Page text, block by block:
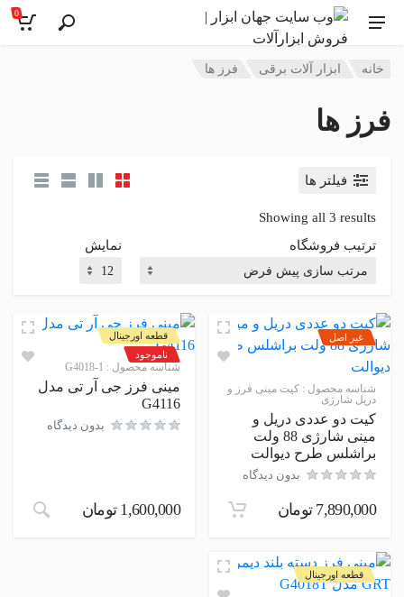
0
خانه ابزار آلات برقی فرز ها
فرز ها
فیلتر ها
Showing all 3 results
ترتیب فروشگاه
نمایش
شناسه محصول : کیت مینی فرز و
دریل شارژی
غیر اصل
کیت دو عددی دریل و
مینی شارژی 88 ولت
براشلس طرح دیوالت
بدون دیدگاه
7,890,000 تومان
شناسه محصول : G4018-1
قطعه اورجینال
ناموجود
مینی فرز جی آر تی مدل
G4116
بدون دیدگاه
1,600,000 تومان
قطعه اورجینال